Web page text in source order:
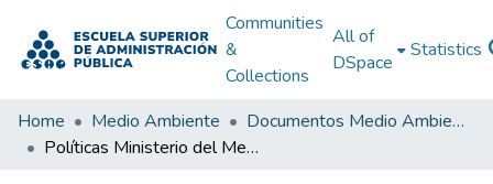
Communities
&
Collections
All of
DSpace
Statistics
Home Medio Ambiente
Documentos Medio Ambiente
Políticas Ministerio del Medio Ambiente 2002: Políticas Ministerio del Medio Ambiente 2002